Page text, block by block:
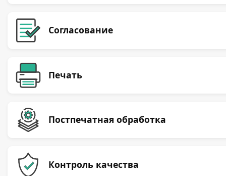
Согласование
Печать
Постпечатная обработка
Контроль качества